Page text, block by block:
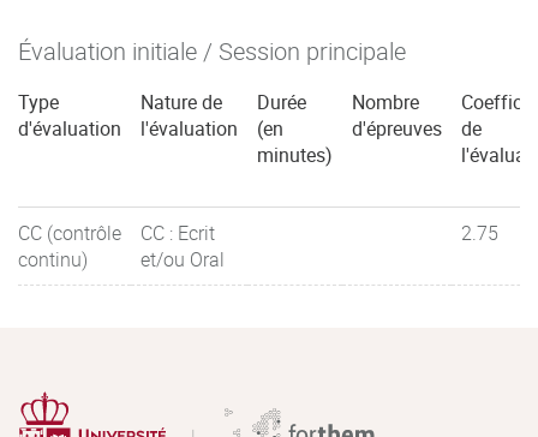
Évaluation initiale / Session principale
Type
d'évaluation
Nature de
l'évaluation
Durée
(en
minutes)
Nombre
d'épreuves
de
CC (contrôle
continu)
CC : Ecrit
et/ou Oral
2.75